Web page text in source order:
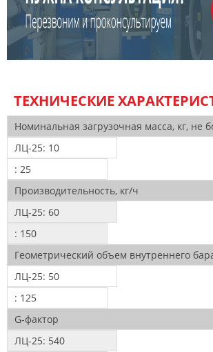
ТЕХНИЧЕСКИЕ
Номинальная загрузочная масса, кг, не
ЛЦ-25: 10
: 25
Производительность, кг/ч
ЛЦ-25: 60
: 150
Геометрический объем внутреннего
ЛЦ-25: 50
: 125
G-фактор
ЛЦ-25: 540